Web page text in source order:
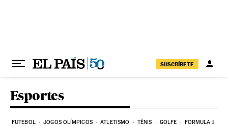
SUSCRÍBETE
Esportes
FUTEBOL JOGOS OLÍMPICOS ATLETISMO TÊNIS GOLFE FORMULA 1